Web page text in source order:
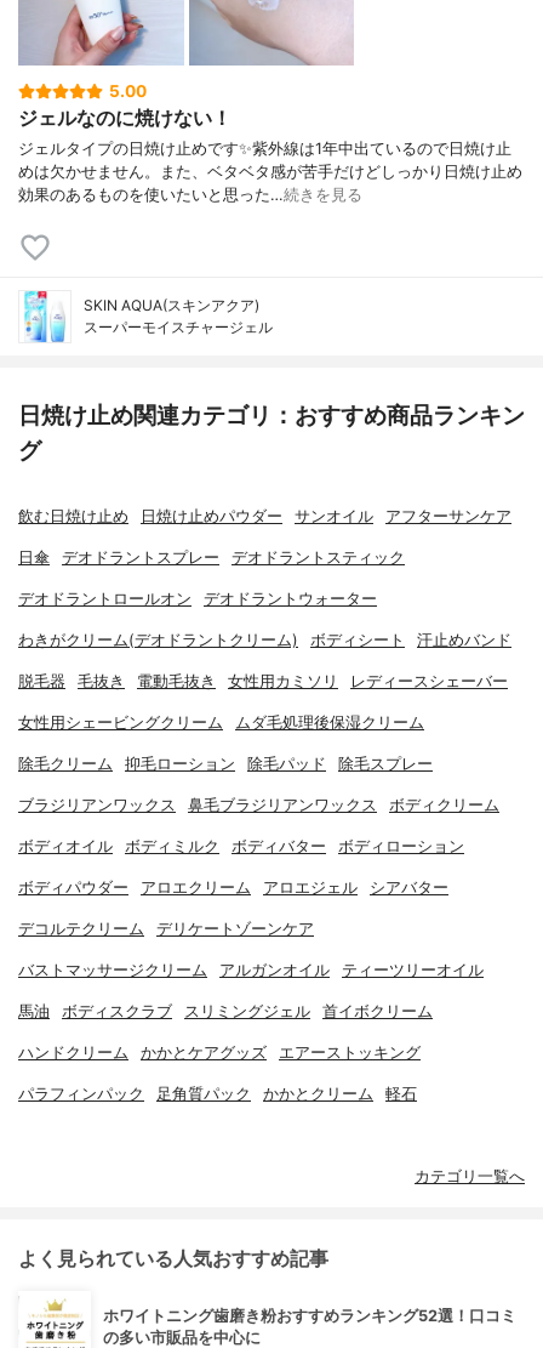
5.00
ジェルなのに焼けない！
ジェルタイプの日焼け止めです✨紫外線は1年中出ているので日焼け止
めは欠かせません。また、ベタベタ感が苦手だけどしっかり日焼け止め
効果のあるものを使いたいと思った…続きを見る
SKIN AQUA(スキンアクア)
スーパーモイスチャージェル
日焼け止め関連カテゴリ：おすすめ商品ランキン
グ
飲む日焼け止め 日焼け止めパウダー サンオイル アフターサンケア
日傘 デオドラントスプレー デオドラントスティック
デオドラントロールオン デオドラントウォーター
わきがクリーム(デオドラントクリーム) ボディシート 汗止めバンド
脱毛器 毛抜き 電動毛抜き 女性用カミソリ レディースシェーバー
女性用シェービングクリーム ムダ毛処理後保湿クリーム
除毛クリーム 抑毛ローション 除毛パッド 除毛スプレー
ブラジリアンワックス 鼻毛ブラジリアンワックス ボディクリーム
ボディオイル ボディミルク ボディバター ボディローション
ボディパウダー アロエクリーム アロエジェル シアバター
デコルテクリーム デリケートゾーンケア
バストマッサージクリーム アルガンオイル ティーツリーオイル
馬油 ボディスクラブ スリミングジェル 首イボクリーム
ハンドクリーム かかとケアグッズ エアーストッキング
パラフィンパック 足角質パック かかとクリーム 軽石
カテゴリ一覧へ
よく見られている人気おすすめ記事
ホワイトニング歯磨き粉おすすめランキング52選！口コミ
の多い市販品を中心に